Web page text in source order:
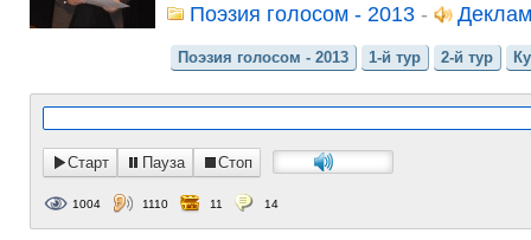
Поэзия голосом - 2013 -
Поэзия голосом - 2013 1-й тур 2-й тур
Старт Пауза Стоп
1004 1110 11 14